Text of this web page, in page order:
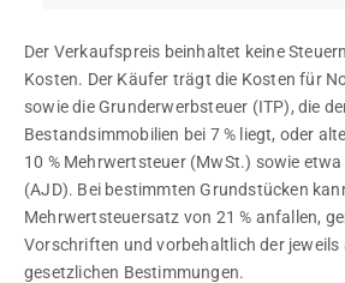
Der Verkaufspreis beinhaltet keine
Kosten. Der Käufer trägt die Kosten für
sowie die Grunderwerbsteuer (ITP), die
Bestandsimmobilien bei 7 % liegt, oder
10 % Mehrwertsteuer (MwSt.) sowie etwa
(AJD). Bei bestimmten Grundstücken
Mehrwertsteuersatz von 21 % anfallen,
Vorschriften und vorbehaltlich der jeweils
gesetzlichen Bestimmungen.